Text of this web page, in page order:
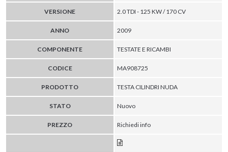
VERSIONE 2.0 TDI - 125 KW / 170 CV
ANNO 2009
COMPONENTE TESTATE E RICAMBI
CODICE MA908725
PRODOTTO TESTA CILINDRI NUDA
STATO Nuovo
PREZZO Richiedi info